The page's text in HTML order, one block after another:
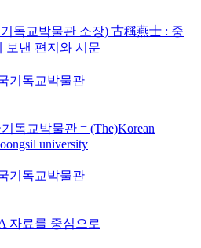
독교박물관 소장) 古稱燕士 : 중
보낸 편지와 시문
기독교박물관
독교박물관 = (The)Korean
university
기독교박물관
자료를 중심으로